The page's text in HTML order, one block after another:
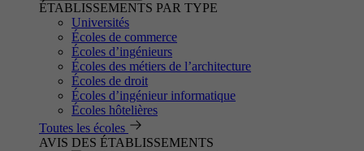
ÉTABLISSEMENTS PAR TYPE
Universités
Écoles de commerce
Écoles d’ingénieurs
Écoles des métiers de l’architecture
Écoles de droit
Écoles d’ingénieur informatique
Écoles hôtelières
Toutes les écoles
AVIS DES ÉTABLISSEMENTS